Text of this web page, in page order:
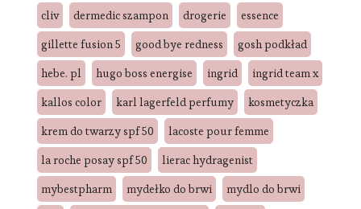
cliv
dermedic szampon drogerie
essence
gillette fusion 5
good bye redness
gosh podkład
hebe. pl
hugo boss energise ingrid
ingrid team x
kallos color
karl lagerfeld perfumy
kosmetyczka
krem do twarzy spf 50
lacoste pour femme
la roche posay spf 50
lierac hydragenist
mybestpharm
mydełko do brwi
mydlo do brwi